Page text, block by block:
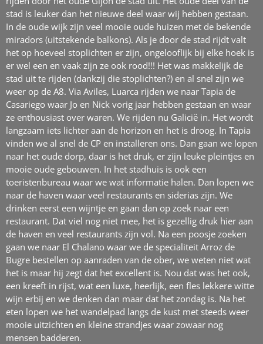
stad is leuker dan het nieuwe deel waar wij hebben gestaan.
In de oude wijk zijn veel mooie oude huizen met de bekende
miradors (uitstekende balkons). Als je door de stad rijdt valt
het op hoeveel stoplichten er zijn, ongelooflijk bij elke hoek is
er wel een en vaak zijn ze ook rood!!! Het was makkelijk de
stad uit te rijden (dankzij die stoplichten?) en al snel zijn we
weer op de A8. Via Aviles, Luarca rijden we naar Tapia de
Casariego waar Jo en Nick vorig jaar hebben gestaan en waar
ze enthousiast over waren. We rijden nu Galicië in. Het wordt
langzaam iets lichter aan de horizon en het is droog. In Tapia
vinden we al snel de CP en installeren ons. Dan gaan we lopen
naar het oude dorp, daar is het druk, er zijn leuke pleintjes en
mooie oude gebouwen. In het stadhuis is ook een
toeristenbureau waar we wat informatie halen. Dan lopen we
naar de haven waar veel restaurants en siderias zijn. We
drinken eerst een wijntje en gaan dan op zoek naar een
restaurant. Dat viel nog niet mee, het is gezellig druk hier aan
de haven en veel restaurants zijn vol. Na een poosje zoeken
gaan we naar El Chalano waar we de specialiteit Arroz de
Bugre bestellen op aanraden van de ober, we weten niet wat
het is maar hij zegt dat het excellent is. Nou dat was het ook,
een kreeft in rijst, wat een luxe, heerlijk, een fles lekkere witte
wijn erbij en we denken dan maar dat het zondag is. Na het
eten lopen we het wandelpad langs de kust met steeds weer
mooie uitzichten en kleine strandjes waar zowaar nog
mensen badderen.